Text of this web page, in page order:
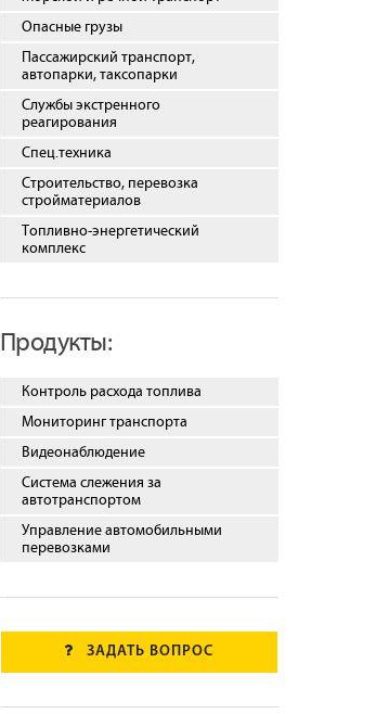
Опасные грузы
Пассажирский транспорт,
автопарки, таксопарки
Службы экстренного
реагирования
Спец.техника
Строительство, перевозка
стройматериалов
Топливно-энергетический
комплекс
Продукты:
Контроль расхода топлива
Мониторинг транспорта
Видеонаблюдение
Система слежения за
автотранспортом
Управление автомобильными
перевозками
ЗАДАТЬ ВОПРОС